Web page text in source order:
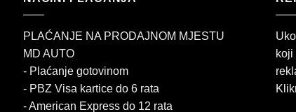
PLAĆANJE NA PRODAJNOM MJESTU
MD AUTO
- Plaćanje gotovinom
- PBZ Visa kartice do 6 rata
- American Express do 12 rata
koji